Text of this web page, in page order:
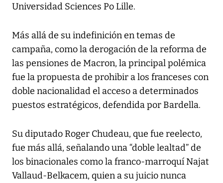
Universidad Sciences Po Lille.
Más allá de su indefinición en temas de
campaña, como la derogación de la reforma de
las pensiones de Macron, la principal polémica
fue la propuesta de prohibir a los franceses con
doble nacionalidad el acceso a determinados
puestos estratégicos, defendida por Bardella.
Su diputado Roger Chudeau, que fue reelecto,
fue más allá, señalando una “doble lealtad” de
los binacionales como la franco-marroquí Najat
Vallaud-Belkacem, quien a su juicio nunca